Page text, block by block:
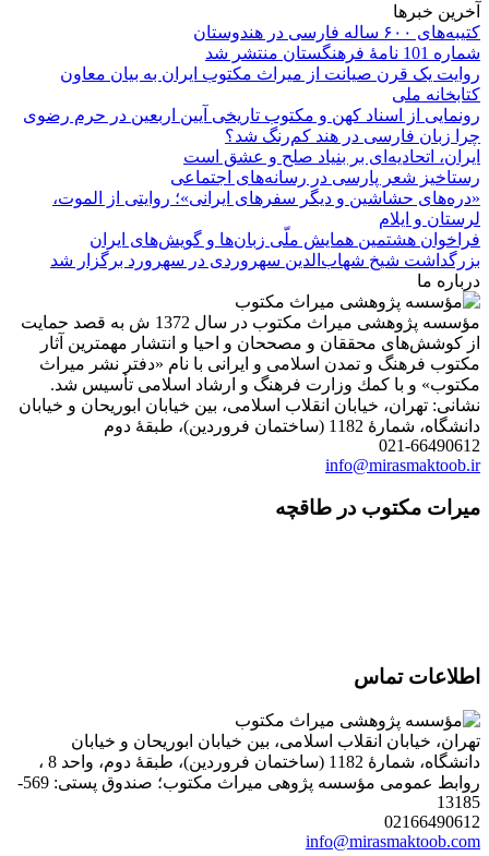
آخرین خبرها
کتیبه‌های ۶۰۰ ساله فارسی در هندوستان
شماره 101 نامۀ فرهنگستان منتشر شد
روایت یک قرن صیانت از میراث مکتوب ایران به بیان معاون
کتابخانه ملی
رونمایی از اسناد کهن و مکتوب تاریخی آیین اربعین در حرم رضوی
چرا زبان فارسی در هند کم‌رنگ شد؟
ایران، اتحادیه‌ای بر بنیاد صلح و عشق است
رستاخیز شعر پارسی در رسانه‌های اجتماعی
«دره‌های حشاشین و دیگر سفرهای ایرانی»؛ روایتی از الموت،
لرستان و ایلام
فراخوان هشتمین همایش ملّی زبان‌ها و گویش‌های ایران
بزرگداشت شیخ شهاب‌الدین سهروردی در سهرورد برگزار شد
درباره ما
مؤسسه پژوهشی میراث مكتوب در سال 1372 ش به قصد حمایت
از كوشش‌های محققان و مصححان و احیا و انتشار مهمترین آثار
مكتوب فرهنگ و تمدن اسلامی و ایرانی با نام «دفتر نشر میراث
مكتوب» و با كمك وزارت فرهنگ و ارشاد اسلامی تأسیس شد.
نشانی: تهران، خیابان انقلاب اسلامی، بین خیابان ابوریحان و خیابان
دانشگاه، شمارۀ 1182 (ساختمان فروردین)، طبقۀ دوم
021-66490612
info@mirasmaktoob.ir
میرات مکتوب در طاقچه
اطلاعات تماس
تهران، خیابان انقلاب اسلامی، بین خیابان ابوریحان و خیابان
دانشگاه، شمارۀ 1182 (ساختمان فروردین)، طبقۀ دوم، واحد 8 ،
روابط عمومی مؤسسه پژوهی میراث مکتوب؛ صندوق پستی: 569-
13185
02166490612
info@mirasmaktoob.com